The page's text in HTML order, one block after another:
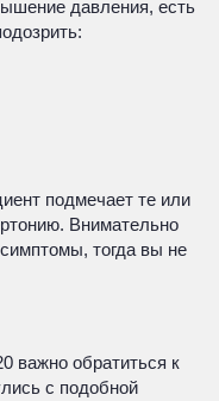
давления, есть
подмечает те или
Внимательно
тогда вы не
важно обратиться к
с подобной